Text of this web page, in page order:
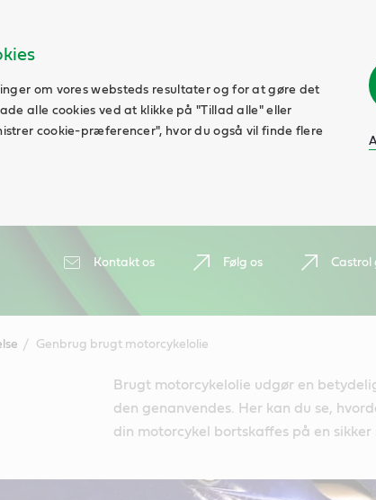
om vores websteds resultater og for at gøre det
alle cookies ved at klikke på "Tillad alle" eller
cookie-præferencer", hvor du også vil finde flere
Kontakt os Følg os Castrol
Genbrug brugt motorcykelolie
Brugt motorcykelolie udgør en
den genanvendes. Her kan du se,
din motorcykel bortskaffes på en sikker